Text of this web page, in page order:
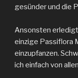
gesünder und die
Ansonsten
einzige Passiflora
einzupfanzen.
ich einfach von